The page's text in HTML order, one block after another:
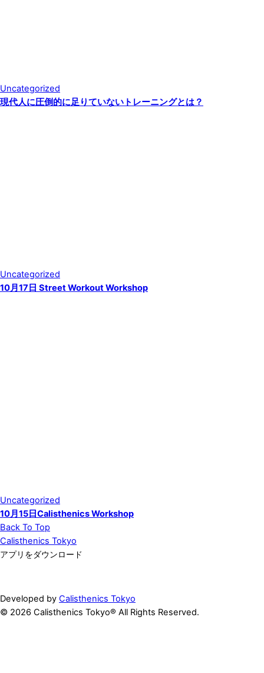
Uncategorized
現代人に圧倒的に足りていないトレーニングとは？
Uncategorized
10月17日 Street Workout Workshop
Uncategorized
10月15日Calisthenics Workshop
Back To Top
Calisthenics Tokyo
アプリをダウンロード
Developed by Calisthenics Tokyo
© 2026 Calisthenics Tokyo® All Rights Reserved.